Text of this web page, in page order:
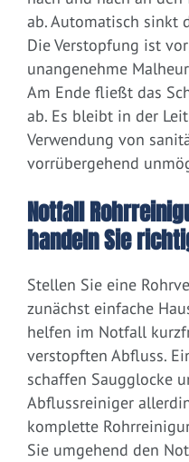
ab. Automatisch sinkt
Die Verstopfung ist
unangenehme
Am Ende fließt das
ab. Es bleibt in der
Verwendung von
vorrübergehend
Notfall
handeln Sie
Stellen Sie eine
zunächst einfache
helfen im Notfall
verstopften Abfluss.
schaffen Saugglocke
Abflussreiniger
komplette
Sie umgehend den